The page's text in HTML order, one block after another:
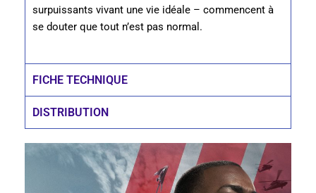
surpuissants vivant une vie idéale – commencent à
se douter que tout n’est pas normal.
FICHE TECHNIQUE
DISTRIBUTION